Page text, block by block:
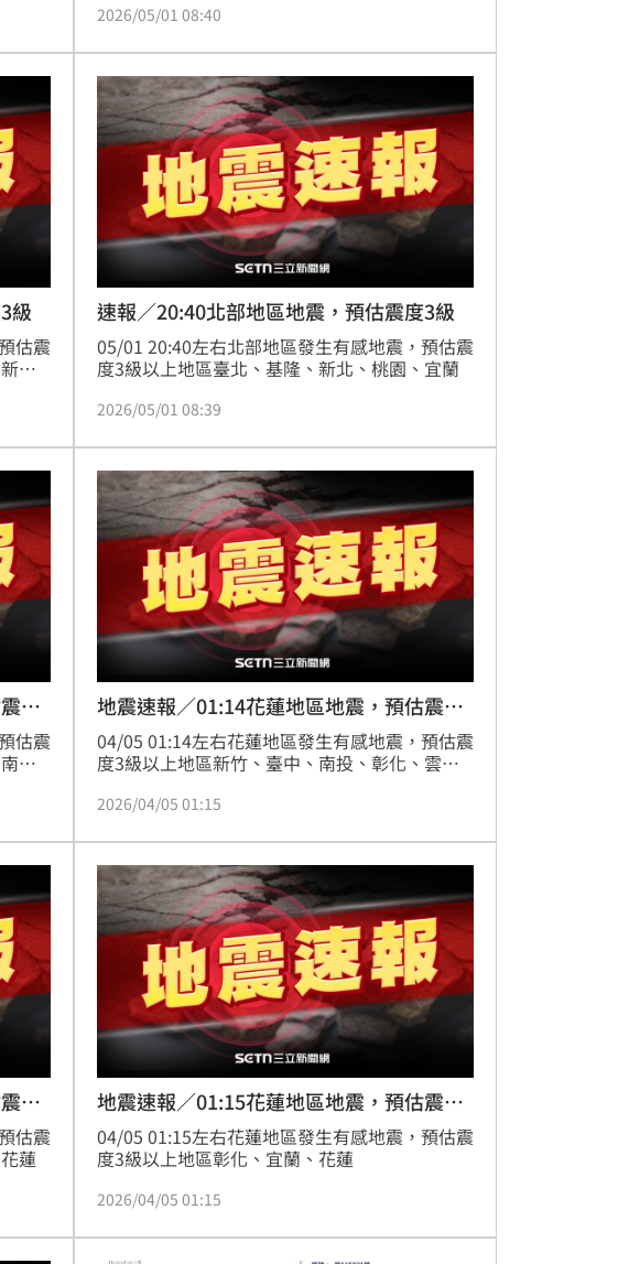
2026/05/01 08:40
級
估震
速報／20:40北部地區地震，預估震度3級
05/01 20:40左右北部地區發生有感地震，預估震
度3級以上地區臺北、基隆、新北、桃園、宜蘭
2026/05/01 08:39
度
估震
地震速報／01:14花蓮地區地震，預估震度
3級
04/05 01:14左右花蓮地區發生有感地震，預估震
度3級以上地區新竹、臺中、南投、彰化、雲
2026/04/05 01:15
度
估震
蓮
地震速報／01:15花蓮地區地震，預估震度
3級
04/05 01:15左右花蓮地區發生有感地震，預估震
度3級以上地區彰化、宜蘭、花蓮
2026/04/05 01:15